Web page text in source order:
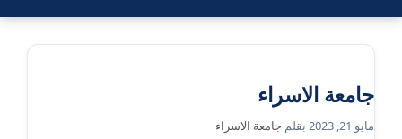
جامعة الاسراء
مايو 21, 2023 بقلم جامعة الاسراء